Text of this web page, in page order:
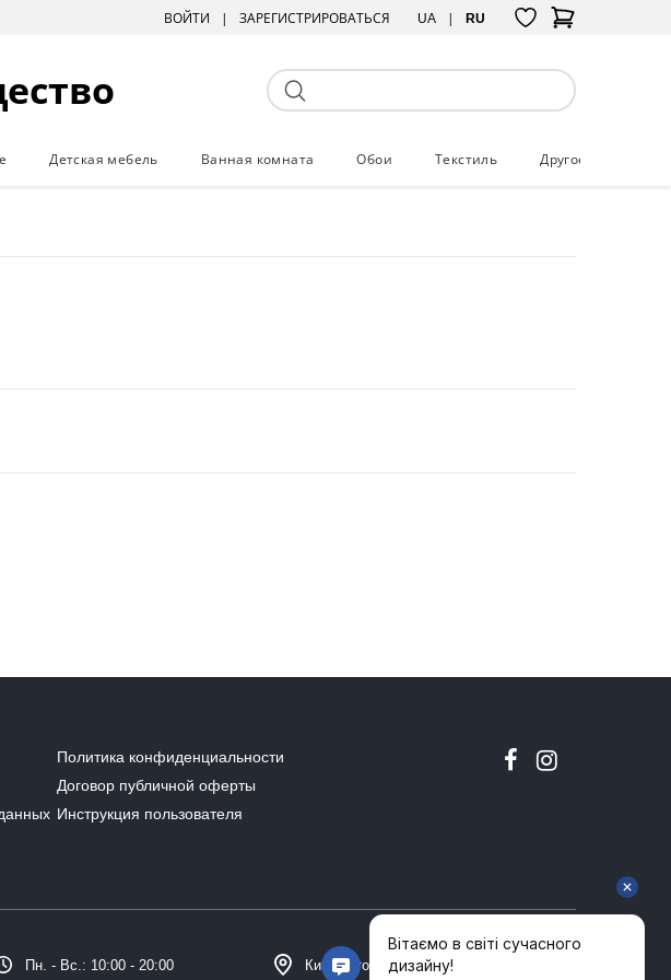
ВОЙТИ ЗАРЕГИСТРИРОВАТЬСЯ UA RU
Детская мебель Ванная комната Обои Текстиль Другое
Политика конфиденциальности
Договор публичной оферты
Инструкция пользователя
Пн. - Вс.: 10:00 - 20:00 Киев, Столичное шоссе 101, Домосфера